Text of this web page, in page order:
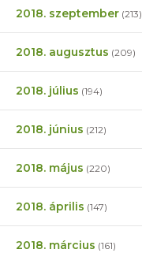
2018. szeptember (213)
2018. augusztus (209)
2018. július (194)
2018. június (212)
2018. május (220)
2018. április (147)
2018. március (161)